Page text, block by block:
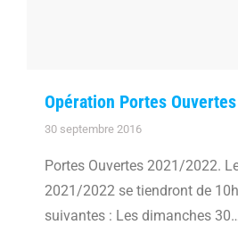
Opération Portes Ouvertes
30 septembre 2016
Portes Ouvertes 2021/2022.
2021/2022 se tiendront de
suivantes : Les dimanches